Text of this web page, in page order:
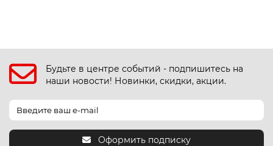
Будьте в центре событий - подпишитесь на
наши новости! Новинки, скидки, акции.
Оформить подписку